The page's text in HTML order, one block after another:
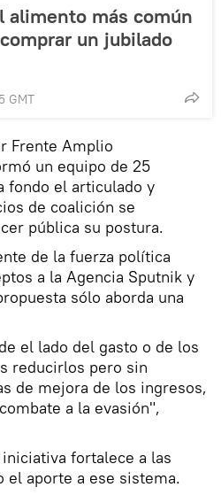
alimento más común
un jubilado
GMT
Frente Amplio
un equipo de 25
fondo el articulado y
de coalición se
pública su postura.
de la fuerza política
a la Agencia Sputnik y
sólo aborda una
el lado del gasto o de los
reducirlos pero sin
de mejora de los ingresos,
a la evasión",
fortalece a las
el aporte a ese sistema.